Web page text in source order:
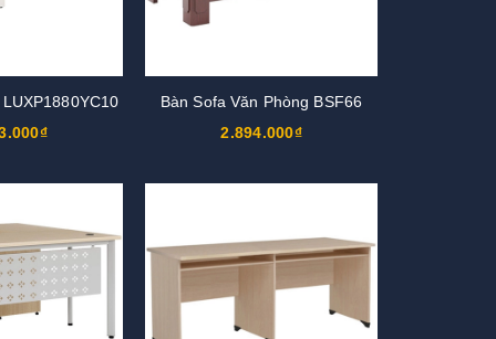
Bàn Sofa Văn Phòng BSF66
2.894.000₫